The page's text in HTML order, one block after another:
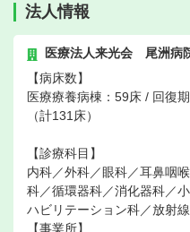
法人情報
医療法人来光会 尾洲病
【病床数】
医療療養病棟：59床 / 回復
（計131床）
【診療科目】
内科／外科／眼科／耳鼻咽
科／循環器科／消化器科／
ハビリテーション科／放射
【事業所】